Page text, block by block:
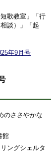
歌教室」「行
談）」「起
年9月号
のささやかな
館
ングシェルタ